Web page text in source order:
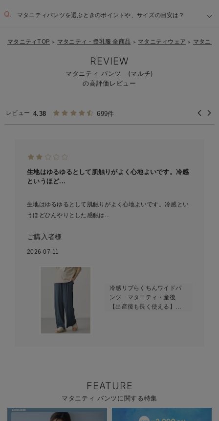
着脱しやすい設計：
マタニティパンツを選ぶときのポイントや、サイズの目安は？
マタニティTOP ＞ マタニティ・授乳服 全商品 ＞ マタニティウェア ＞ マタニテ
REVIEW
マタニティ パンツ (マルチ)
の高評価レビュー
レビュー 4.38 699件
生地はゆるゆるとして肌触りがよく心地よいです。冷感
というほど...
生地はゆるゆるとして肌触りがよく心地よいです。冷感とい
うほどひんやりとした感触は...
ご購入者様
2026-07-11
冷感リブらくちんワイドパ
ンツ マタニティ・産後
【出産後も長く使える】
FEATURE
マタニティ パンツに関する特集